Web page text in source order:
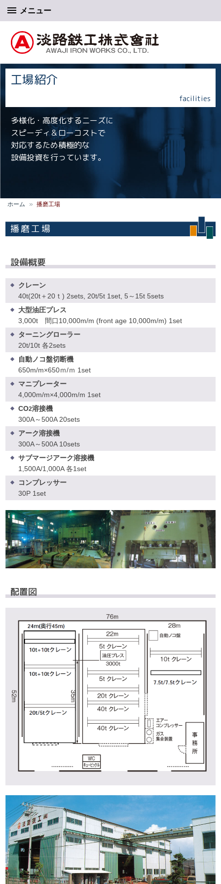
メニュー
淡路鉄工株式会社
工場紹介
facilities
多様化・高度化するニーズに
スピーディ＆ローコストで
対応するため積極的な
設備投資を行っています。
ホーム 播磨工場
播磨工場
設備概要
クレーン
40t(20t＋20ｔ) 2sets, 20t/5t 1set, 5～15t 5sets
大型油圧プレス
3,000t 間口10,000m/m (front age 10,000m/m) 1set
ターニングローラー
20t/10t 各2sets
自動ノコ盤切断機
650m/m×650ｍ/ｍ 1set
マニプレーター
4,000m/m×4,000m/m 1set
CO2溶接機
300A～500A 20sets
アーク溶接機
300A～500A 10sets
サブマージアーク溶接機
1,500A/1,000A 各1set
コンプレッサー
30P 1set
配置図